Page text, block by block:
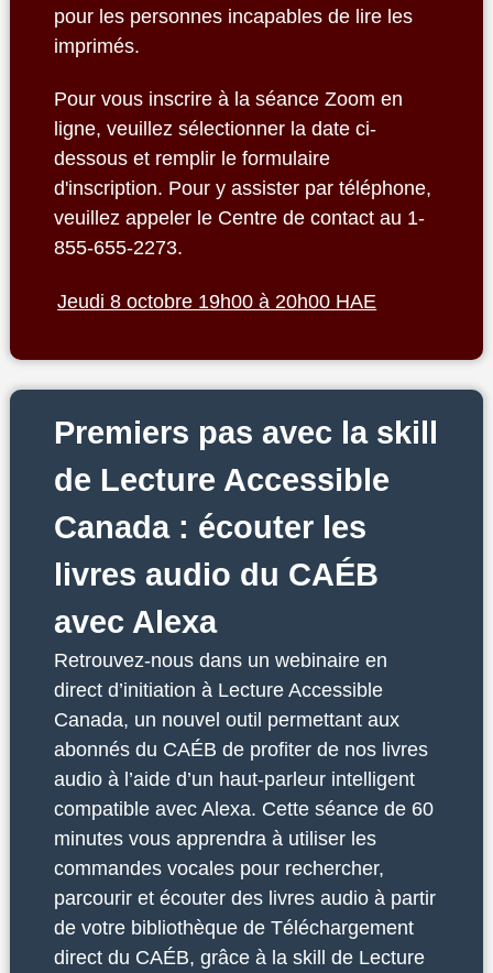
pour les personnes incapables de lire les
imprimés.
Pour vous inscrire à la séance Zoom en
ligne, veuillez sélectionner la date ci-
dessous et remplir le formulaire
d'inscription. Pour y assister par téléphone,
veuillez appeler le Centre de contact au 1-
855-655-2273.
Jeudi 8 octobre 19h00 à 20h00 HAE
Premiers pas avec la skill
de Lecture Accessible
Canada : écouter les
livres audio du CAÉB
avec Alexa
Retrouvez-nous dans un webinaire en
direct d’initiation à Lecture Accessible
Canada, un nouvel outil permettant aux
abonnés du CAÉB de profiter de nos livres
audio à l’aide d’un haut-parleur intelligent
compatible avec Alexa. Cette séance de 60
minutes vous apprendra à utiliser les
commandes vocales pour rechercher,
parcourir et écouter des livres audio à partir
de votre bibliothèque de Téléchargement
direct du CAÉB, grâce à la skill de Lecture